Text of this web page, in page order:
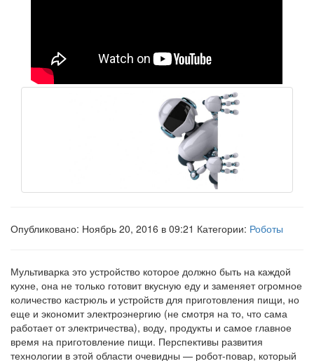
Опубликовано: Ноябрь 20, 2016 в 09:21 Категории: Роботы
Мультиварка это устройство которое должно быть на каждой
кухне, она не только готовит вкусную еду и заменяет огромное
количество кастрюль и устройств для приготовления пищи, но
еще и экономит электроэнергию (не смотря на то, что сама
работает от электричества), воду, продукты и самое главное
время на приготовление пищи. Перспективы развития
технологии в этой области очевидны — робот-повар, который